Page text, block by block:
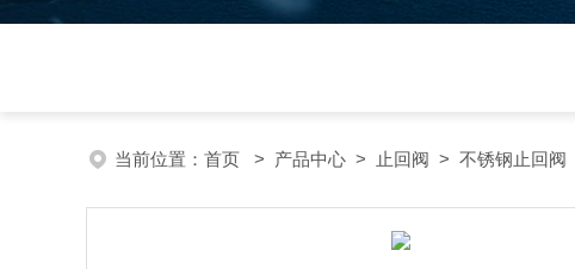
当前位置： 首页 > 产品中心 > 止回阀 > 不锈钢止回阀